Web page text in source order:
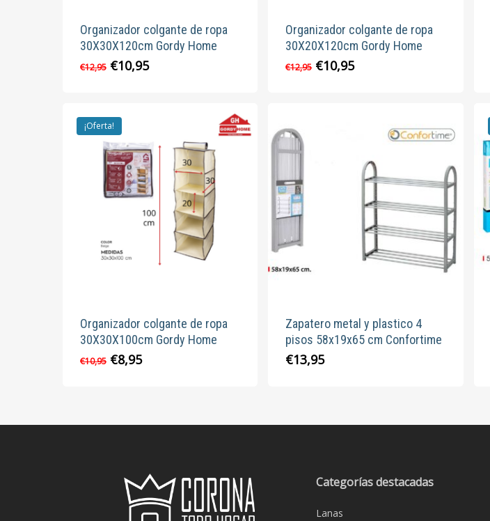
Organizador colgante de ropa
30X30X120cm Gordy Home
€12,95 El
€12,95.
€10,95El
Organizador colgante de ropa
30X20X120cm Gordy Home
€12,95 El
€10,95El
€10,95.
¡Oferta!
Organizador colgante de ropa
30X30X100cm Gordy Home
€10,95 El
€8,95El
Zapatero metal y plastico 4
pisos 58x19x65 cm Confortime
€13,95
Categorías destacadas
Lanas